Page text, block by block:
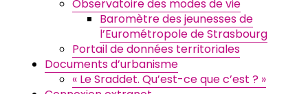
Observatoire des modes de vie
Baromètre des jeunesses de
l’Eurométropole de Strasbourg
Portail de données territoriales
Documents d’urbanisme
« Le Sraddet. Qu’est-ce que c’est ? »